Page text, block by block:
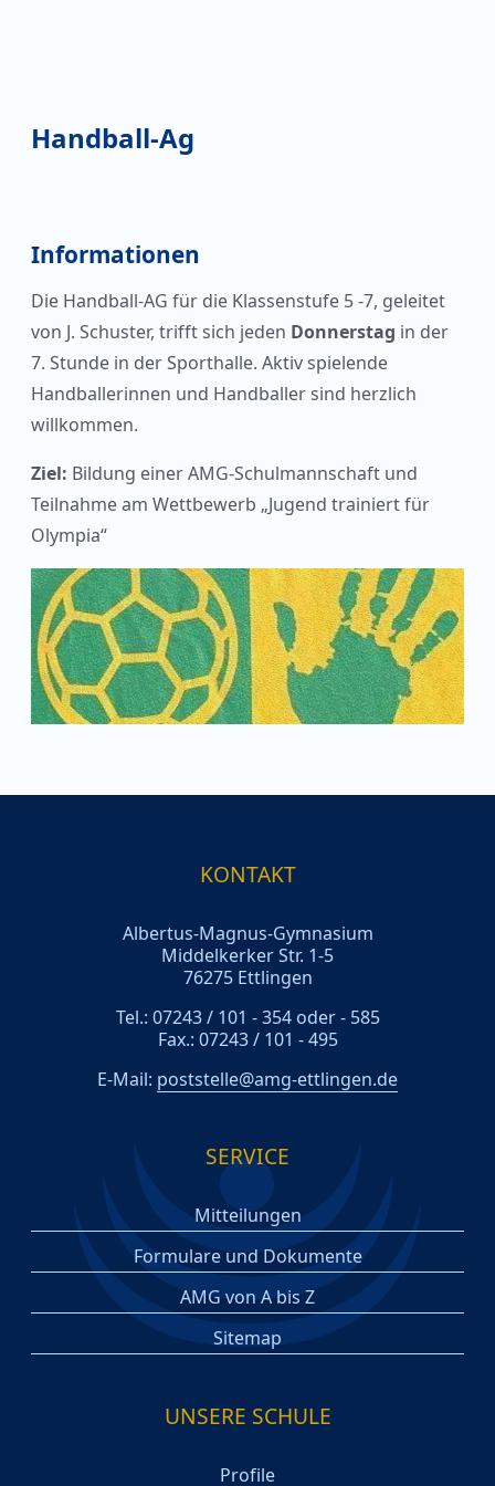
Handball-Ag
Informationen
Die Handball-AG für die Klassenstufe 5 -7, geleitet
von J. Schuster, trifft sich jeden Donnerstag in der
7. Stunde in der Sporthalle. Aktiv spielende
Handballerinnen und Handballer sind herzlich
willkommen.
Ziel: Bildung einer AMG-Schulmannschaft und
Teilnahme am Wettbewerb „Jugend trainiert für
Olympia“
KONTAKT
Albertus-Magnus-Gymnasium
Middelkerker Str. 1-5
76275 Ettlingen
Tel.: 07243 / 101 - 354 oder - 585
Fax.: 07243 / 101 - 495
E-Mail: poststelle@amg-ettlingen.de
SERVICE
Mitteilungen
Formulare und Dokumente
AMG von A bis Z
Sitemap
UNSERE SCHULE
Profile